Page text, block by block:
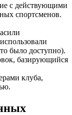
с действующими
спортсменов.
было доступно).
базирующийся
клуба,